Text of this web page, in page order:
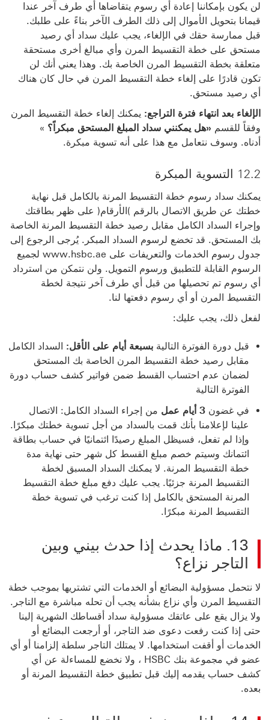
لن يكون بإمكاننا إعادة أي رسوم يتقاضاها أي طرف آخر عندا
قيمانا بتحويل الأموال إلى ذلك الطرف الآخر بناءً على طلبك.
قبل ممارسة حقك في الإلغاء، يجب عليك سداد أي رصيد
مستحق على خطة التقسيط المرن وأي مبالغ أخرى مستحقة
متعلقة بخطة التقسيط المرن الخاصة بك. وهذا يعني أنك لن
تكون قادرًا على إلغاء خطة التقسيط المرن في حال كان هناك
أي رصيد مستحق.
الإلغاء بعد انتهاء فترة التراجع: يمكنك إلغاء خطة التقسيط المرن
وفقاً للقسم «هل يمكنني سداد المبلغ المستحق مبكراً؟ »
أدناه. وسوف نتعامل مع هذا على أنه تسوية مبكرة.
12.2 التسوية المبكرة
يمكنك سداد رسوم خطة التقسيط المرنة بالكامل قبل نهاية
خطتك عن طريق الاتصال بالرقم )الأرقام( على ظهر بطاقتك
وإجراء السداد الكامل مقابل رصيد خطة التقسيط المرنة الخاصة
بك المستحق. قد تخضع لرسوم السداد المبكر. يُرجى الرجوع إلى
جدول رسوم الخدمات والتعريفات على www.hsbc.ae لجميع
الرسوم القابلة للتطبيق ورسوم التمويل. ولن نتمكن من استرداد
أي رسوم تم تحصيلها من قبل أي طرف آخر نتيجة لخطة
التقسيط المرن أو أي رسوم دفعتها لنا.
لفعل ذلك، يجب عليك:
قبل دورة الفوترة التالية بسبعة أيام على الأقل: السداد الكامل
مقابل رصيد خطة التقسيط المرن الخاصة بك المستحق
لضمان عدم احتساب القسط ضمن فواتير كشف حساب دورة
الفوترة التالية
في غضون
من إجراء السداد الكامل: الاتصال
علينا لإعلامنا بأنك قمت بالسداد من أجل تسوية خطتك مبكرًا.
وإذا لم تفعل، فسيظل المبلغ رصيدًا ائتمانيًا في حساب بطاقة
ائتمانك وسيتم خصم مبلغ القسط كل شهر حتى نهاية مدة
خطة التقسيط المرنة. لا يمكنك السداد المسبق لخطة
التقسيط المرنة جزئيًا. يجب عليك دفع مبلغ خطة التقسيط
المرنة المستحق بالكامل إذا كنت ترغب في تسوية خطة
التقسيط المرنة مبكرًا.
13. ماذا يحدث إذا حدث بيني وبين
التاجر نزاع؟
لا نتحمل مسؤولية البضائع أو الخدمات التي تشتريها بموجب خطة
التقسيط المرن وأي نزاع بشأنه يجب أن تحله مباشرة مع التاجر.
ولا يزال يقع على عاتقك مسؤولية سداد أقساطك الشهرية إلينا
حتى إذا كنت رفعت دعوى ضد التاجر، أو أرجعت البضائع أو
الخدمات أو أقفت استخدامها. لا يمتلك التاجر سلطة إلزامنا أو أي
عضو في مجموعة بنك HSBC ، ولا نخضع للمساءلة عن أي
كشف حساب يقدمه إليك قبل تطبيق خطة التقسيط المرنة أو
بعده.